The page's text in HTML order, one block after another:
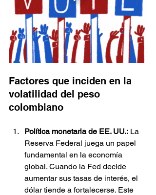
Factores que inciden en la
volatilidad del peso
colombiano
Política monetaria de EE. UU.: La
Reserva Federal juega un papel
fundamental en la economía
global. Cuando la Fed decide
aumentar sus tasas de interés, el
dólar tiende a fortalecerse. Este